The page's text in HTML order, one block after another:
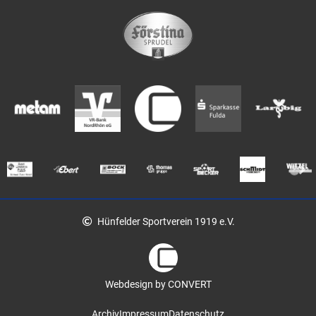
Hünfelder Sportverein 1919 e.V.
Webdesign by CONVERT